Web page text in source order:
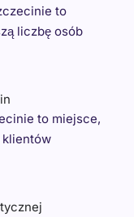
to
liczbę osób
to miejsce,
klientów